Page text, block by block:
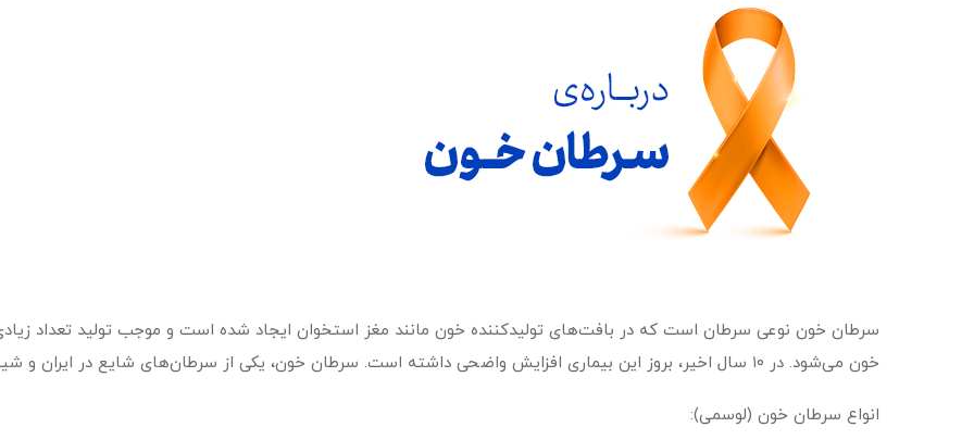
سرطان خون نوعی سرطان است که در بافت‌های تولیدکننده خون مانند مغز استخوان ایجاد شده است و موجب تولید تعداد
خون می‌شود. در ۱۰ سال اخیر، بروز این بیماری افزایش واضحی داشته است. سرطان خون، یکی از سرطان‌های شایع در ایران و شیوع آن در مردان بیشتر از زنان است.
انواع سرطان خون (لوسمی):